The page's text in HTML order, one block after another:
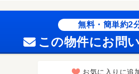
無料・簡単約2
この物件にお問
お気に入りに追